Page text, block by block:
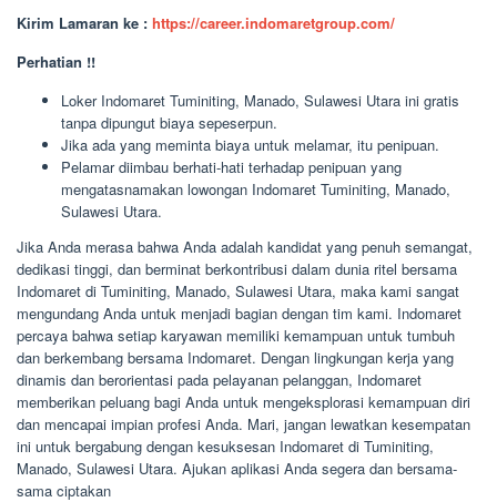
Kirim Lamaran ke : https://career.indomaretgroup.com/
Perhatian !!
Loker Indomaret Tuminiting, Manado, Sulawesi Utara ini gratis
tanpa dipungut biaya sepeserpun.
Jika ada yang meminta biaya untuk melamar, itu penipuan.
Pelamar diimbau berhati-hati terhadap penipuan yang
mengatasnamakan lowongan Indomaret Tuminiting, Manado,
Sulawesi Utara.
Jika Anda merasa bahwa Anda adalah kandidat yang penuh semangat,
dedikasi tinggi, dan berminat berkontribusi dalam dunia ritel bersama
Indomaret di Tuminiting, Manado, Sulawesi Utara, maka kami sangat
mengundang Anda untuk menjadi bagian dengan tim kami. Indomaret
percaya bahwa setiap karyawan memiliki kemampuan untuk tumbuh
dan berkembang bersama Indomaret. Dengan lingkungan kerja yang
dinamis dan berorientasi pada pelayanan pelanggan, Indomaret
memberikan peluang bagi Anda untuk mengeksplorasi kemampuan diri
dan mencapai impian profesi Anda. Mari, jangan lewatkan kesempatan
ini untuk bergabung dengan kesuksesan Indomaret di Tuminiting,
Manado, Sulawesi Utara. Ajukan aplikasi Anda segera dan bersama-
sama ciptakan